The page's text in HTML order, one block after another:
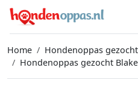
Home
Hondenoppas gezocht
Hondenoppas gezocht